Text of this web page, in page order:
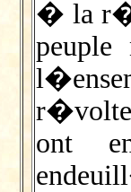
� la
ont